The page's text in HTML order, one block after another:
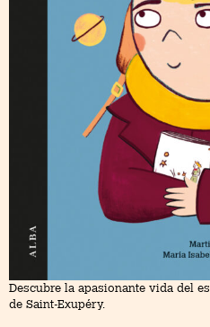
Descubre la apasionante vida del
de Saint-Exupéry.